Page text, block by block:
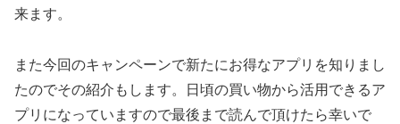
来ます。
また今回のキャンペーンで新たにお得なアプリを知りまし
たのでその紹介もします。日頃の買い物から活用できるア
プリになっていますので最後まで読んで頂けたら幸いで